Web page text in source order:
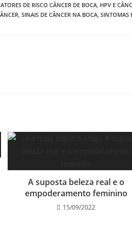
DE RISCO CÂNCER DE BOCA, HPV E
, SINAIS DE CÂNCER NA BOCA, SINTOMAS
A suposta beleza real e o
empoderamento feminino
15/09/2022